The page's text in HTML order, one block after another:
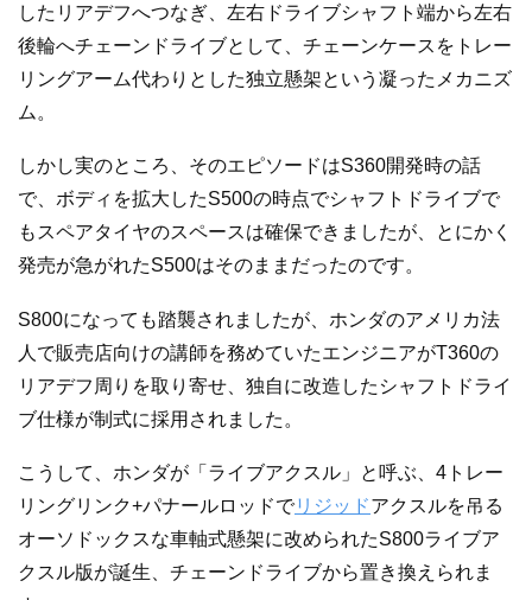
したリアデフへつなぎ、左右ドライブシャフト端から左右
後輪へチェーンドライブとして、チェーンケースをトレー
リングアーム代わりとした独立懸架という凝ったメカニズ
ム。
しかし実のところ、そのエピソードはS360開発時の話
で、ボディを拡大したS500の時点でシャフトドライブで
もスペアタイヤのスペースは確保できましたが、とにかく
発売が急がれたS500はそのままだったのです。
S800になっても踏襲されましたが、ホンダのアメリカ法
人で販売店向けの講師を務めていたエンジニアがT360の
リアデフ周りを取り寄せ、独自に改造したシャフトドライ
ブ仕様が制式に採用されました。
こうして、ホンダが「ライブアクスル」と呼ぶ、4トレー
リングリンク+パナールロッドでリジッドアクスルを吊る
オーソドックスな車軸式懸架に改められたS800ライブア
クスル版が誕生、チェーンドライブから置き換えられま